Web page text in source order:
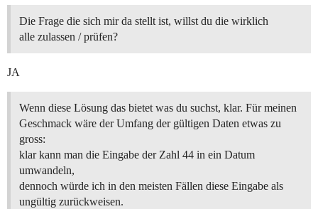
Die Frage die sich mir da stellt ist, willst du die wirklich
alle zulassen / prüfen?
JA
Wenn diese Lösung das bietet was du suchst, klar. Für meinen
Geschmack wäre der Umfang der gültigen Daten etwas zu
gross:
klar kann man die Eingabe der Zahl 44 in ein Datum
umwandeln,
dennoch würde ich in den meisten Fällen diese Eingabe als
ungültig zurückweisen.